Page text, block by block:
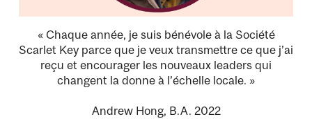
« Chaque année, je suis bénévole à la Société
Scarlet Key parce que je veux transmettre ce que j’ai
reçu et encourager les nouveaux leaders qui
changent la donne à l’échelle locale. »
Andrew Hong, B.A. 2022